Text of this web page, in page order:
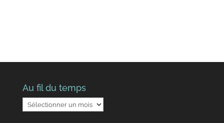
Au fil du temps
Au
fil